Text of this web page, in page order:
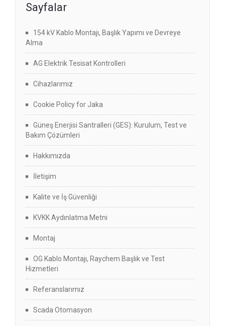
Sayfalar
154 kV Kablo Montajı, Başlık Yapımı ve Devreye
Alma
AG Elektrik Tesisat Kontrolleri
Cihazlarımız
Cookie Policy for Jaka
Güneş Enerjisi Santralleri (GES): Kurulum, Test ve
Bakım Çözümleri
Hakkımızda
İletişim
Kalite ve İş Güvenliği
KVKK Aydınlatma Metni
Montaj
OG Kablo Montajı, Raychem Başlık ve Test
Hizmetleri
Referanslarımız
Scada Otomasyon